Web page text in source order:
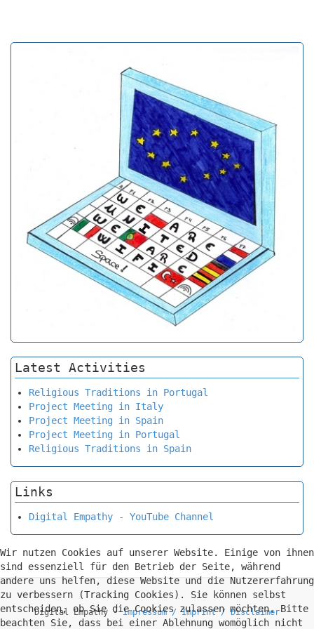
Latest Activities
Religious Traditions in Portugal
Project Meeting in Italy
Project Meeting in Spain
Project Meeting in Portugal
Religious Traditions in Spain
Links
Digital Empathy - YouTube Channel
Digital Empathy -Impressum / Imprint / Disclaimer
Wir nutzen Cookies auf unserer Website. Einige von ihnen
sind essenziell für den Betrieb der Seite, während
andere uns helfen, diese Website und die Nutzererfahrung
zu verbessern (Tracking Cookies). Sie können selbst
entscheiden, ob Sie die Cookies zulassen möchten. Bitte
beachten Sie, dass bei einer Ablehnung womöglich nicht